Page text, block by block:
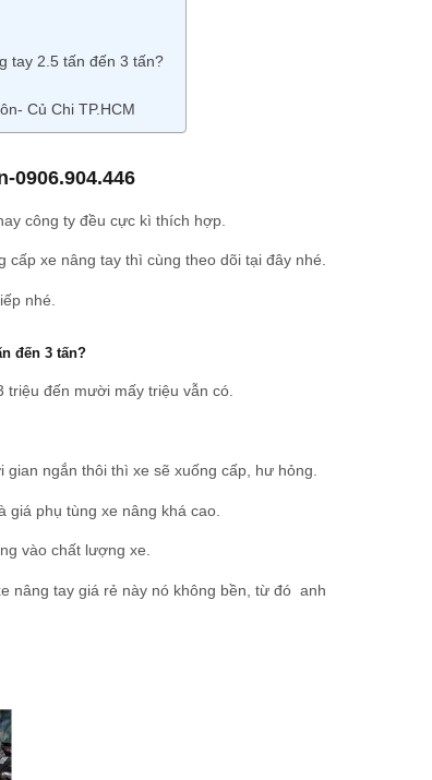
tay 2.5 tấn đến 3 tấn?
Củ Chi TP.HCM
0906.904.446
công ty đều cực kì thích hợp.
xe nâng tay thì cùng theo dõi tại đây nhé.
nhé.
đến 3 tấn?
đến mười mấy triệu vẫn có.
ngắn thôi thì xe sẽ xuống cấp, hư hỏng.
phụ tùng xe nâng khá cao.
vào chất lượng xe.
nâng tay giá rẻ này nó không bền, từ đó anh